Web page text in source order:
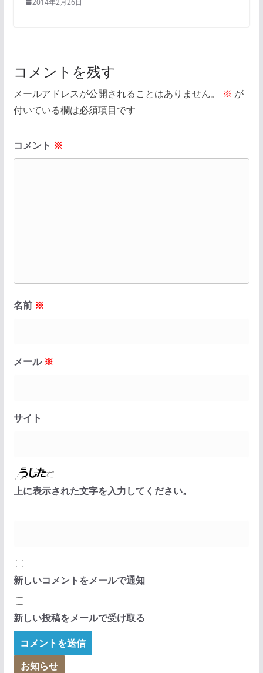
コメントを残す
メールアドレスが公開されることはありません。 ※ が
付いている欄は必須項目です
コメント ※
名前 ※
メール ※
サイト
上に表示された文字を入力してください。
新しいコメントをメールで通知
新しい投稿をメールで受け取る
お知らせ